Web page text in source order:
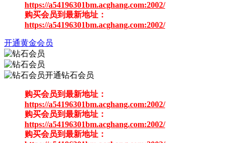
https://a54196301bm.acghang.com:2002/
购买会员到最新地址：
https://a54196301bm.acghang.com:2002/
开通黄金会员
开通钻石会员
购买会员到最新地址：
https://a54196301bm.acghang.com:2002/
购买会员到最新地址：
https://a54196301bm.acghang.com:2002/
购买会员到最新地址：